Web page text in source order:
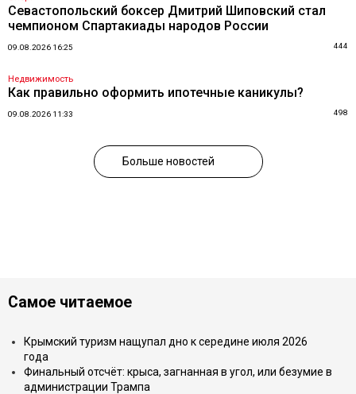
Севастопольский боксер Дмитрий Шиповский стал
чемпионом Спартакиады народов России
09.08.2026 16:25 444
Недвижимость
Как правильно оформить ипотечные каникулы?
09.08.2026 11:33 498
Больше новостей
Самое читаемое
Крымский туризм нащупал дно к середине июля 2026
года
Финальный отсчёт: крыса, загнанная в угол, или безумие в
администрации Трампа